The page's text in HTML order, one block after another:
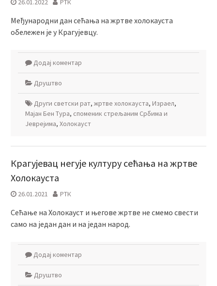
26.01.2022 РТК
Међународни дан сећања на жртве холокауста
обележен је у Крагујевцу.
Додај коментар
Друштво
Други светски рат, жртве холокауста, Израел,
Мајан Бен Тура, споменик стрељаним Србима и
Јеврејима, Холокауст
Крагујевац негује културу сећања на жртве
Холокауста
26.01.2021 РТК
Сећање на Холокауст и његове жртве не смемо свести
само на један дан и на један народ.
Додај коментар
Друштво